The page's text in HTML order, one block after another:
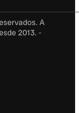
A
2013. -